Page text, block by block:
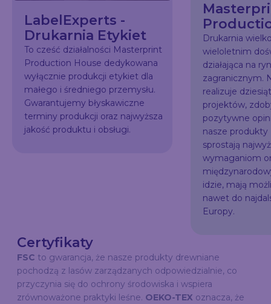
LabelExperts -
Drukarnia Etykiet
To cześć działalności Masterprint
Production House dedykowana
wyłącznie produkcji etykiet dla
małego i średniego przemysłu.
Gwarantujemy błyskawiczne
terminy produkcji oraz najwyższa
jakość produktu i obsługi.
Drukarnia
wieloletnim
działająca na
zagranicznym.
realizuje
projektów,
pozytywne
nasze
sprostają
wymaganiom
idzie, mają
nawet do
Europy.
Certyfikaty
FSC to gwarancja, że nasze produkty drewniane
pochodzą z lasów zarządzanych odpowiedzialnie, co
przyczynia się do ochrony środowiska i wspiera
zrównoważone praktyki leśne. OEKO-TEX oznacza, że